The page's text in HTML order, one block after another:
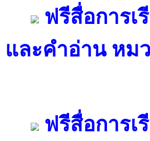
ฟรีสื่อการ
และคำอ่าน หม
ฟรีสื่อการ